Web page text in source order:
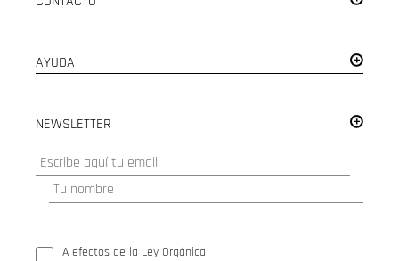
AYUDA
NEWSLETTER
A efectos de la Ley Orgánica